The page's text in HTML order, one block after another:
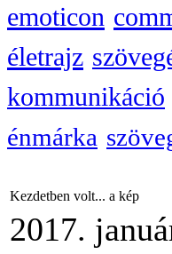
emoticon
életrajz
kommunikáció
énmárka
Kezdetben volt... a kép
2017.